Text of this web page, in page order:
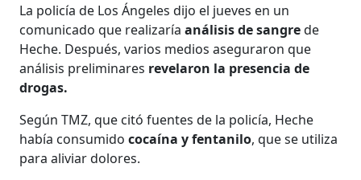
La policía de Los Ángeles dijo el jueves en un
comunicado que realizaríaanálisis de sangrede
Heche. Después, varios medios aseguraron que
análisis preliminares revelaron la presencia de
drogas.
Según TMZ, que citó fuentes de la policía, Heche
había consumidococaína y fentanilo, que se utiliza
para aliviar dolores.